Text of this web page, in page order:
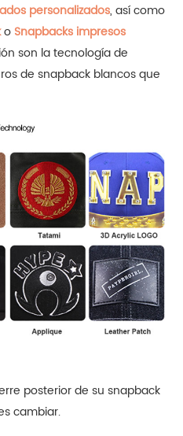
personalizados, así como
o Snapbacks impresos
son la tecnología de
de snapback blancos que
posterior de su snapback
cambiar.